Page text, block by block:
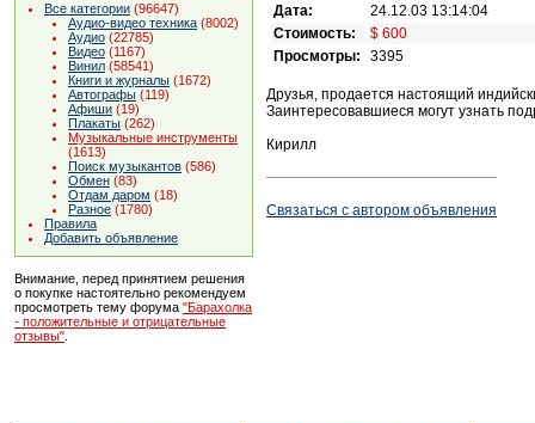
Все категории (96647)
Аудио-видео техника (8002)
Аудио (22785)
Видео (1167)
Винил (58541)
Книги и журналы (1672)
Автографы (119)
Афиши (19)
Плакаты (262)
Музыкальные инструменты
(1613)
Поиск музыкантов (586)
Обмен (83)
Отдам даром (18)
Разное (1780)
Правила
Добавить объявление
Внимание, перед принятием решения
о покупке настоятельно рекомендуем
просмотреть тему форума "Барахолка
- положительные и отрицательные
отзывы"
Дата:
24.12.03 13:14:04
Стоимость:
$ 600
Просмотры:
3395
Друзья, продается настоящий
Заинтересовавшиеся могут узнать
Кирилл
Связаться с автором объявления